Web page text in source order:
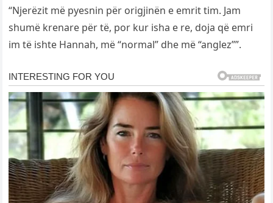
“Njerëzit më pyesnin për origjinën e emrit tim. Jam
shumë krenare për të, por kur isha e re, doja që emri
im të ishte Hannah, më “normal” dhe më “anglez””.